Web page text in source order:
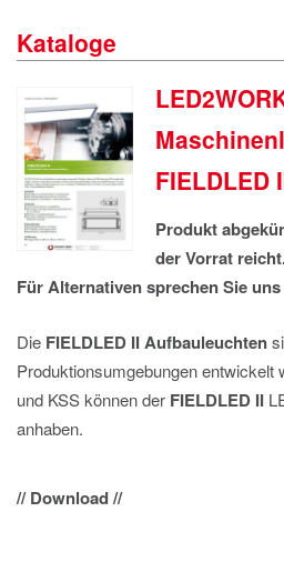
DATENSCHUTZ
Kataloge
FIELDLED
Produkt
der Vorrat
Für Alternativen sprechen Sie
Die FIELDLED II Aufbauleuchten
Produktionsumgebungen entwickelt
und KSS können der FIELDLED II
anhaben.
// Download //